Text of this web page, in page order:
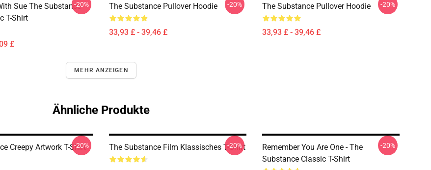
Sue The Substance
T-Shirt
£
-20% The Substance Pullover Hoodie
33,93 £ - 39,46 £
-20% The Substance Pullover Hoodie
33,93 £ - 39,46 £
-20%
MEHR ANZEIGEN
Ähnliche Produkte
Creepy Artwork T-Shirt
-20% The Substance Film Klassisches T-Shirt
-20%
Remember You Are One - The
Substance Classic T-Shirt
-20%